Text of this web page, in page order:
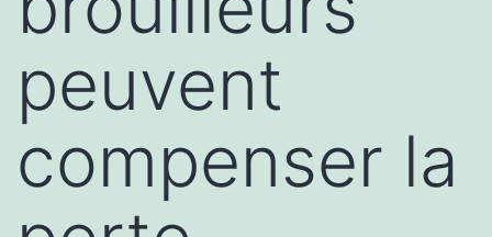
peuvent
compenser la